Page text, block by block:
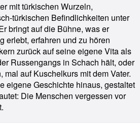
mit türkischen Wurzeln,
türkischen Befindlichkeiten unter
bringt auf die Bühne, was er
erlebt, erfahren und zu hören
zurück auf seine eigene Vita als
Russengangs in Schach hält, oder
auf Kuschelkurs mit dem Vater.
eigene Geschichte hinaus, gestaltet
Die Menschen vergessen vor